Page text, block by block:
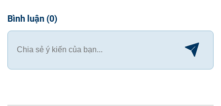
Bình luận (0)